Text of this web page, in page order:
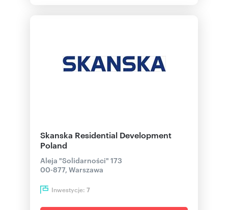
Skanska Residential Development
Poland
Aleja "Solidarności" 173
00-877, Warszawa
Inwestycje: 7